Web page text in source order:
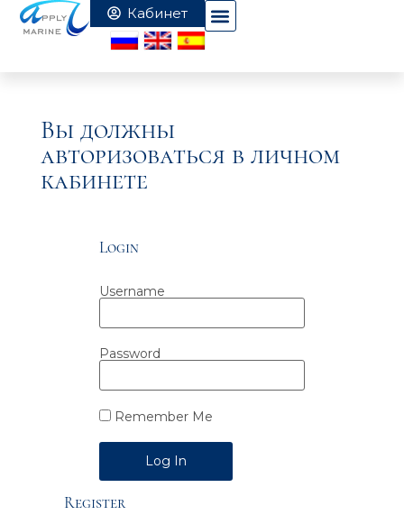
Вы должны
авторизоваться в личном
кабинете
Login
Username
Password
Remember Me
Alternative:
Register